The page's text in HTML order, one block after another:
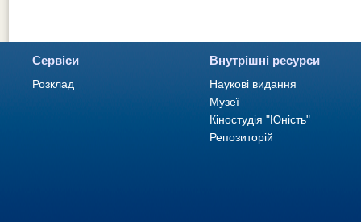
Сервіси
Розклад
Внутрішні ресурси
Наукові видання
Музеї
Кіностудія "Юність"
Репозиторій